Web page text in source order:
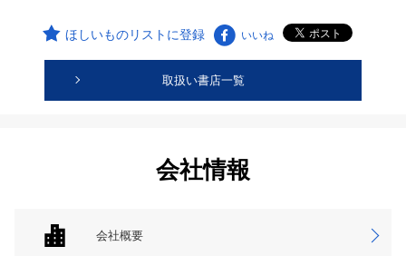
ほしいものリストに登録 いいね
取扱い書店一覧
会社情報
会社概要